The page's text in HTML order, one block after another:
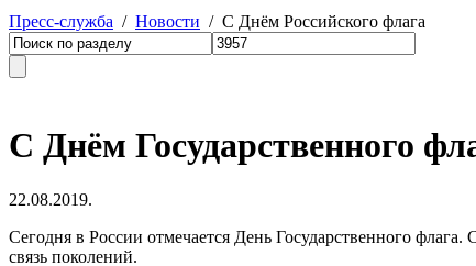
Пресс-служба / Новости / С Днём Российского флага
С Днём Государственного
22.08.2019.
Сегодня в России отмечается День Государственного
связь поколений.